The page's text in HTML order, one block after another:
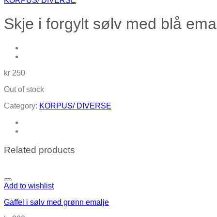
Skje i forgylt sølv med blå
kr 250
Out of stock
Category: KORPUS/ DIVERSE
Related products
Add to wishlist
Gaffel i sølv med grønn emalje